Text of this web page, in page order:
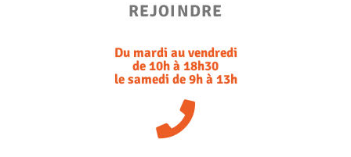
REJOINDRE​
Du mardi au vendredi
de 10h à 18h30
le samedi de 9h à 13h